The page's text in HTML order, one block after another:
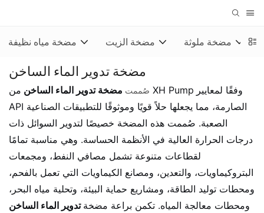
مضخة مياه نظيفة مضخة الزيت مضخة ملوثة
مضخة تدوير الماء الساخن
صُممت مضخة تدوير الماء الساخن من XH Pump وفقًا لمعايير
API الصارمة، مما يجعلها حلاً قويًا وموثوقًا للتطبيقات الصناعية
الصعبة. صُممت هذه المضخة خصيصًا لتدوير السوائل ذات
درجات الحرارة العالية في الأنظمة الحساسة. وهي مناسبة تمامًا
لقطاعات متنوعة تشمل مصافي النفط، ومجمعات
البتروكيماويات، والتعدين، ومصانع الكيماويات التي تعمل بالفحم،
ومحطات توليد الطاقة، ومشاريع حماية البيئة، وتحلية مياه البحر،
ومحطات معالجة المياه. تكمن براعة مضخة تدوير الماء الساخن